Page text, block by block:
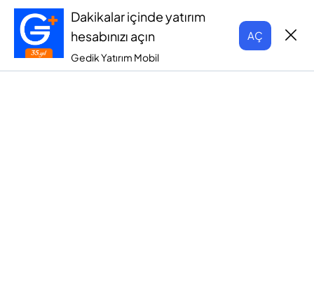
Dakikalar içinde yatırım
hesabınızı açın
Gedik Yatırım Mobil
AÇ